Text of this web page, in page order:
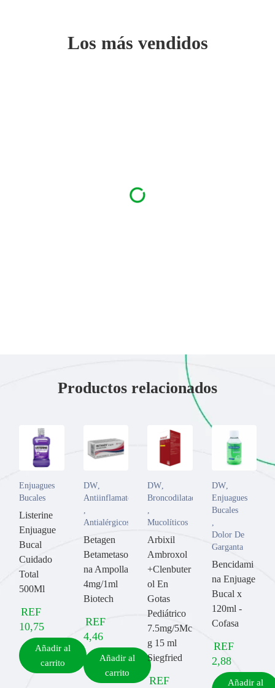
Los más vendidos
Productos relacionados
Enjuagues
Bucales
Listerine
Enjuague
Bucal
Cuidado
Total
500Ml
REF
10,75
Añadir al
carrito
DW,
Antiinflamatorios
Antialérgicos
Betagen
Betametaso
na Ampolla
4mg/1ml
Biotech
REF
4,46
Añadir al
carrito
DW
Broncodilatador
Mucolíticos
Arbixil
Ambroxol
+Clenbuter
ol En
Gotas
Pediátrico
7.5mg/5Mc
g 15 ml
Siegfried
REF
DW,
Enjuagues
Bucales
Dolor De
Garganta
Bencidami
na Enjuage
Bucal x
120ml -
Cofasa
REF
2,88
Añadir al